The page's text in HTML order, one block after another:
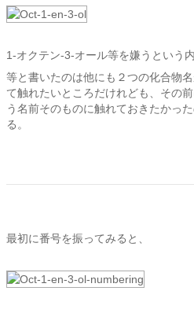
1-オクテン-3-オール等を嫌うという
等と書いたのは他にも２つの化合物
て触れたいところだけれども、その
う名前そのものに触れておきたかっ
る。
最初に番号を振ってみると、